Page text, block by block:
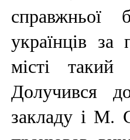
справжньої
українців
місті такий
Долучився
закладу і М.